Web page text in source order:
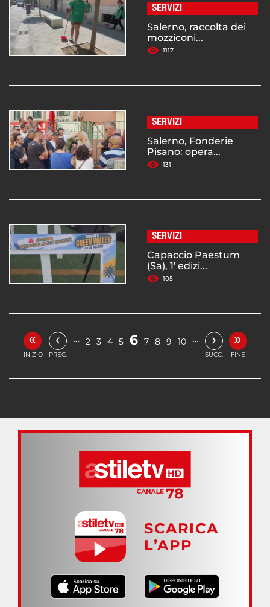
SERVIZI
Salerno, raccolta dei
mozziconi...
1117
SERVIZI
Salerno, Fonderie
Pisano: opera...
131
SERVIZI
Capaccio Paestum
(Sa), 1' edizi...
105
«
INIZIO
‹
PREC.
… 2 3 4 5 6 7 8 9 10 … ›
SUCC.
»
FINE
SCARICA
L’APP